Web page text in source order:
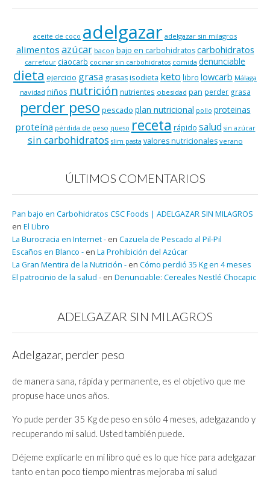
aceite de coco adelgazar adelgazar sin milagros
alimentos azúcar bacon bajo en carbohidratos carbohidratos
carrefour ciaocarb cocinar sin carbohidratos comida denunciable
dieta ejercicio grasa grasasisodieta keto libro lowcarb Málaga
navidad niños nutrición nutrientes obesidad pan perder grasa
perder peso pescado plan nutricional pollo proteinas
proteína pérdida de peso queso receta rápido salud sin azúcar
sin carbohidratos slim pasta valores nutricionales verano
ÚLTIMOS COMENTARIOS
Pan bajo en Carbohidratos CSC Foods | ADELGAZAR SIN MILAGROS
en El Libro
La Burocracia en Internet - en Cazuela de Pescado al Pil-Pil
Escaños en Blanco - en La Prohibición del Azúcar
La Gran Mentira de la Nutrición - en Cómo perdió 35 Kg en 4 meses
El patrocinio de la salud - en Denunciable: Cereales Nestlé Chocapic
ADELGAZAR SIN MILAGROS
Adelgazar, perder peso
de manera sana, rápida y permanente, es el objetivo que me
propuse hace unos años.
Yo pude perder 35 Kg de peso en sólo 4 meses, adelgazando y
recuperando mi salud. Usted también puede.
Déjeme explicarle en mi libro qué es lo que hice para adelgazar
tanto en tan poco tiempo mientras mejoraba mi salud